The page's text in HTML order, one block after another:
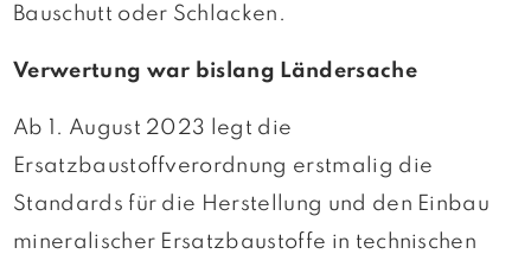
Bauschutt oder Schlacken.
Verwertung war bislang Ländersache
Ab 1. August 2023 legt die
Ersatzbaustoffverordnung erstmalig die
Standards für die Herstellung und den Einbau
mineralischer Ersatzbaustoffe in technischen